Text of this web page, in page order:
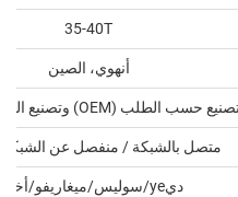
35-40T
أنهوي، الصين
متصل بالشبكة / منفصل عن
ديye/سوليس/ميغاريفو/أخرى